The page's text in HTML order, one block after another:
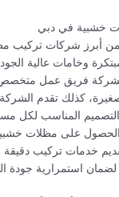
خشبية في دبي
من أبرز شركات تركيب
وخامات عالية
فريق عمل متخصص
كذلك تقدم
المناسب لكل
على مظلات خشبية
خدمات تركيب دقيقة
استمرارية جودة